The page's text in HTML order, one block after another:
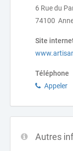
6 Rue du
74100
Site
Téléphone
Appeler
Autres